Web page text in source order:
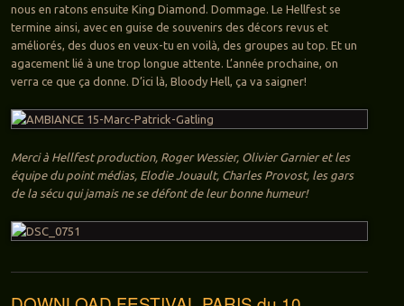
nous en ratons ensuite King Diamond. Dommage. Le Hellfest se
termine ainsi, avec en guise de souvenirs des décors revus et
améliorés, des duos en veux-tu en voilà, des groupes au top. Et un
agacement lié à une trop longue attente. L’année prochaine, on
verra ce que ça donne. D’ici là, Bloody Hell, ça va saigner!
Merci à Hellfest production, Roger Wessier, Olivier Garnier et les
équipe du point médias, Elodie Jouault, Charles Provost, les gars
de la sécu qui jamais ne se défont de leur bonne humeur!